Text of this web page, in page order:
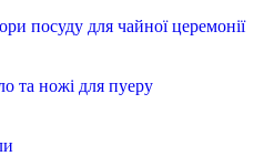
посуду для чайної церемонії
та ножі для пуеру